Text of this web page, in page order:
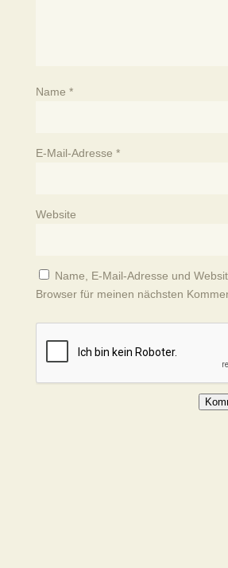
Name *
E-Mail-Adresse *
Website
Name, E-Mail-Adresse und
Browser für meinen nächsten